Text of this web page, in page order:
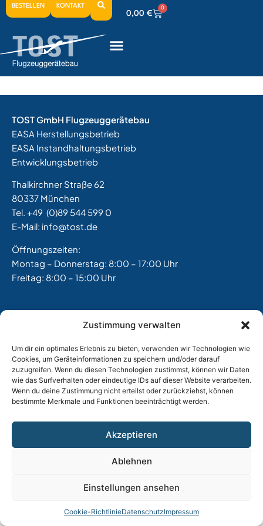
Zustimmung verwalten
Um dir ein optimales Erlebnis zu bieten, verwenden wir Technologien wie
Cookies, um Geräteinformationen zu speichern und/oder darauf
zuzugreifen. Wenn du diesen Technologien zustimmst, können wir Daten
wie das Surfverhalten oder eindeutige IDs auf dieser Website verarbeiten.
Wenn du deine Zustimmung nicht erteilst oder zurückziehst, können
bestimmte Merkmale und Funktionen beeinträchtigt werden.
Akzeptieren
Ablehnen
Einstellungen ansehen
Cookie-RichtlinieDatenschutzImpressum
BESTELLEN KONTAKT
0,00 €
0
0,00€ 0
0,00€ 0
TOST GmbH Flugzeuggerätebau
EASA Herstellungsbetrieb
EASA Instandhaltungsbetrieb
Entwicklungsbetrieb
Thalkirchner Straße 62
80337 München
Tel. +49 (0)89 544 599 0
E-Mail: info@tost.de
Öffnungszeiten:
Montag – Donnerstag: 8:00 – 17:00 Uhr
Freitag: 8:00 – 15:00 Uhr
Versand & Lieferung|Vertrag widerrufen